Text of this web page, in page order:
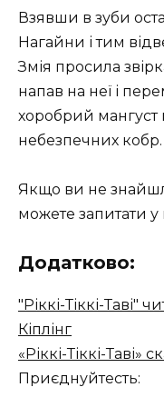
Взявши в зуби
Нагайни і тим
Змія просила
напав на неї і
хоробрий мангуст
небезпечних кобр.
Якщо ви не
можете запитати
Додатково:
"Ріккі-Тіккі-Таві"
Кіплінг
«Ріккі-Тіккі-Таві»
Приєднуйтесть: